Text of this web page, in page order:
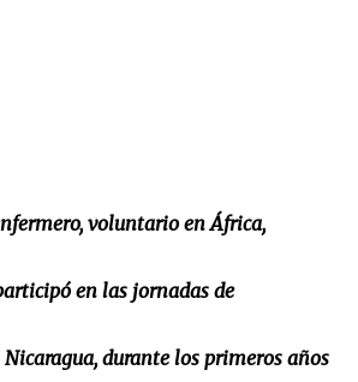
voluntario en África,
en las jornadas de
durante los primeros años